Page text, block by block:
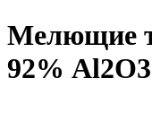
Мелющие
92%